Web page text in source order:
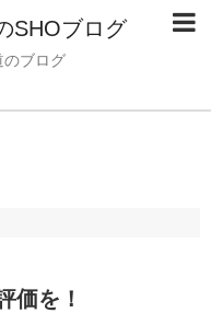
SHOブログ
のブログ
価を！